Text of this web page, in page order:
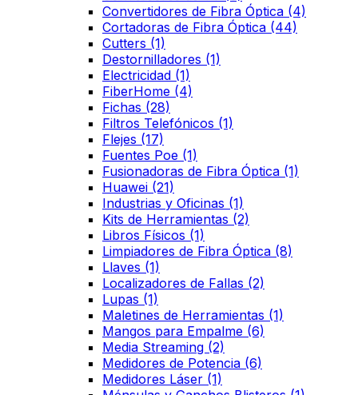
Convertidores de Fibra Óptica (4)
Cortadoras de Fibra Óptica (44)
Cutters (1)
Destornilladores (1)
Electricidad (1)
FiberHome (4)
Fichas (28)
Filtros Telefónicos (1)
Flejes (17)
Fuentes Poe (1)
Fusionadoras de Fibra Óptica (1)
Huawei (21)
Industrias y Oficinas (1)
Kits de Herramientas (2)
Libros Físicos (1)
Limpiadores de Fibra Óptica (8)
Llaves (1)
Localizadores de Fallas (2)
Lupas (1)
Maletines de Herramientas (1)
Mangos para Empalme (6)
Media Streaming (2)
Medidores de Potencia (6)
Medidores Láser (1)